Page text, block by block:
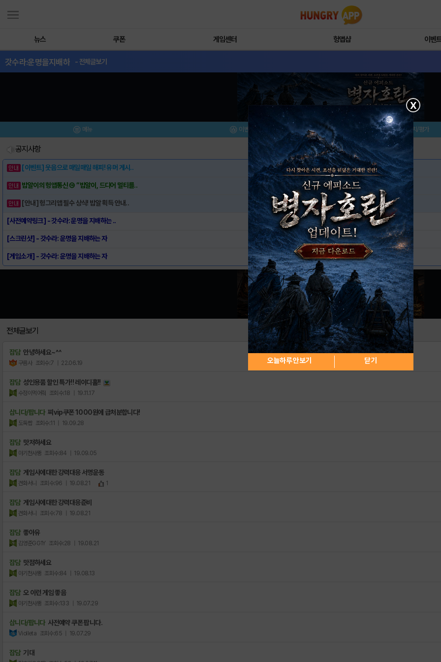
뉴스 쿠폰 게임센터 헝앱샵 이벤
갓수라:운명을지배하 - 전체글보기
메뉴 이벤트/미션 설치/평가
공지사항
[이벤트] 웃음으로 매일매일 해피! 유머 게시..
밥알이의 헝앱통신 ⑲ “밥알이, 드디어 멀티를..
[안내] 헝그리앱 필수 상식! 밥알 획득 안내..
[사전예약링크] - 갓수라: 운명을 지배하는 ..
[스크린샷] - 갓수라: 운명을 지배하는 자
[게임소개] - 갓수라: 운명을 지배하는 자
전체글보기
잡담 안녕하세요~^^
구름사 조회수:7 | 22.06.19
잡담 성인용품 할인 특가!! 레이디홀!!
수정이먹어줘 조회수:18 | 19.11.17
삽니다/팝니다 찌vip쿠폰 1000원에 급처분합니다!
도둑빱 조회수:11 | 19.09.28
잡담 맛저하세요
아기천사뚱 조회수:84 | 19.09.05
잡담 게임사에대한 강력대응 서명운동
견화서니 조회수:96 | 19.08.21 1
잡담 게임사에대한 강력대응준비
견화서니 조회수:78 | 19.08.21
잡담 좋아유
김영준GG1Y 조회수:28 | 19.08.21
잡담 맛점하세요
아기천사뚱 조회수:84 | 19.08.13
잡담 오 이런 게임 좋음
아기천사뚱 조회수:133 | 19.07.29
삽니다/팝니다 사전예약 쿠폰 팝니다.
Violleta 조회수:65 | 19.07.29
잡담 기대
X
오늘하루 안보기 닫기